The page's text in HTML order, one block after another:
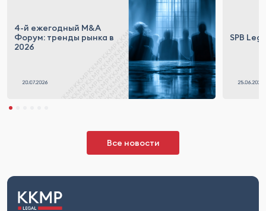
4-й ежегодный M&A
Форум: тренды рынка в
2026
SPB
Все новости